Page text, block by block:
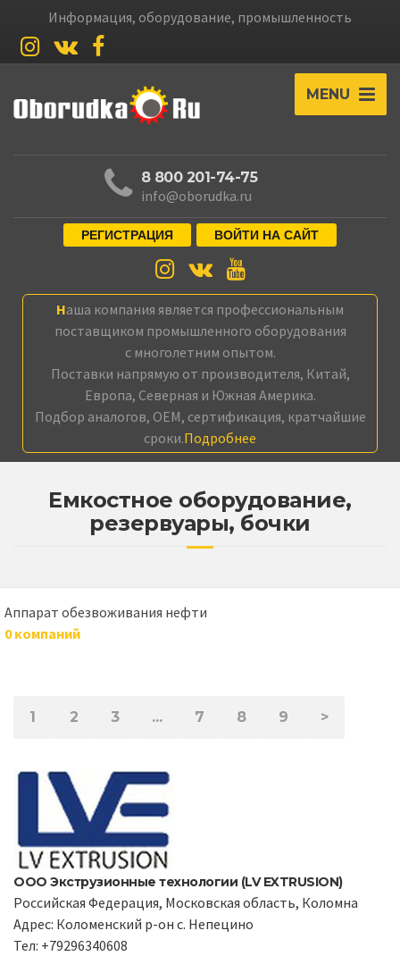
Информация, оборудование, промышленность
MENU
8 800 201-74-75
info@oborudka.ru
РЕГИСТРАЦИЯ ВОЙТИ НА САЙТ
Наша компания является профессиональным
поставщиком промышленного оборудования
с многолетним опытом.
Поставки напрямую от производителя, Китай,
Европа, Северная и Южная Америка.
Подбор аналогов, OEM, сертификация, кратчайшие
сроки.Подробнее
Емкостное оборудование,
резервуары, бочки
Аппарат обезвоживания нефти
0 компаний
1 2 3 ... 7 8 9 >
ООО Экструзионные технологии (LV EXTRUSION)
Российская Федерация, Московская область, Коломна
Адрес: Коломенский р-он с. Непецино
Тел: +79296340608